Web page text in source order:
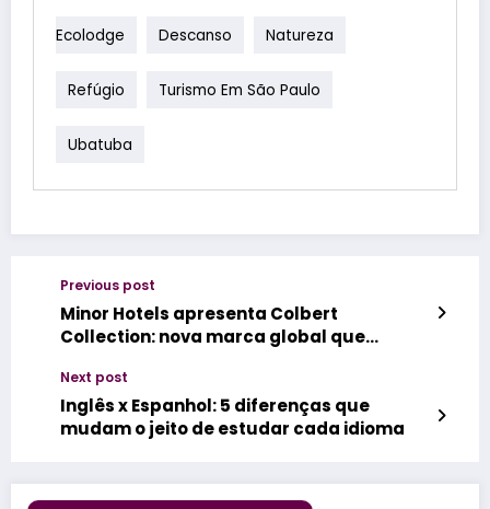
Ecolodge Descanso Natureza
Refúgio Turismo Em São Paulo
Ubatuba
Previous post
Minor Hotels apresenta Colbert
Collection: nova marca global que
conexão
Next post
Inglês x Espanhol: 5 diferenças que
mudam o jeito de estudar cada idioma